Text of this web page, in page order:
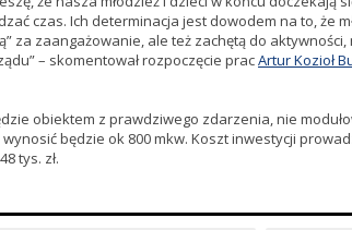
czas. Ich determinacja jest dowodem na to, że
za zaangażowanie, ale też zachętą do
– skomentował rozpoczęcie pracArtur Kozioł
obiektem z prawdziwego zdarzenia, nie
będzie ok 800 mkw. Koszt inwestycji
tys. zł.